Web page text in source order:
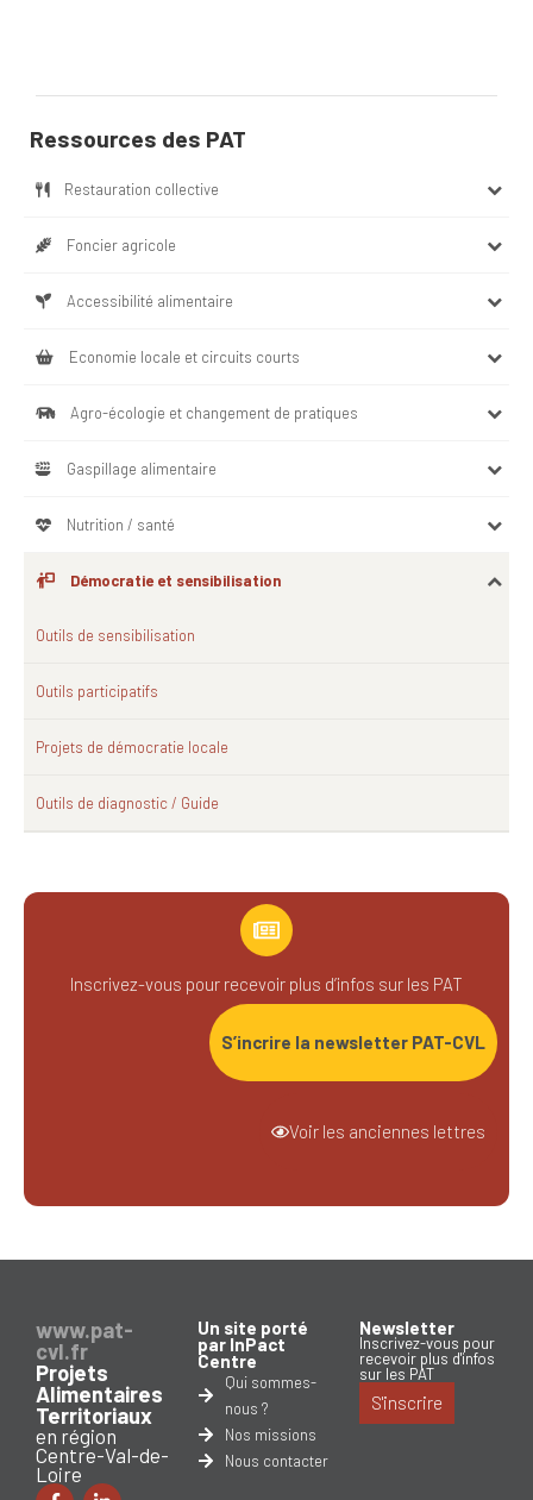
Ressources des PAT
Restauration collective
Foncier agricole
Accessibilité alimentaire
Economie locale et circuits courts
Agro-écologie et changement de pratiques
Gaspillage alimentaire
Nutrition / santé
Démocratie et sensibilisation
Outils de sensibilisation
Outils participatifs
Projets de démocratie locale
Outils de diagnostic / Guide
Inscrivez-vous pour recevoir plus d’infos sur les PAT
S’incrire la newsletter PAT-CVL
Voir les anciennes lettres
www.pat-
cvl.fr
Projets
Alimentaires
Territoriaux
en région
Centre-Val-de-
Loire
Un site porté
par InPact
Centre
Qui sommes-
nous ?
Nos missions
Nous contacter
Newsletter
Inscrivez-vous pour
recevoir plus d'infos
sur les PAT
S'inscrire